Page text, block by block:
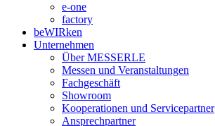
e-one
factory
beWIRken
Unternehmen
Über MESSERLE
Messen und Veranstaltungen
Fachgeschäft
Showroom
Kooperationen und Servicepartner
Ansprechpartner